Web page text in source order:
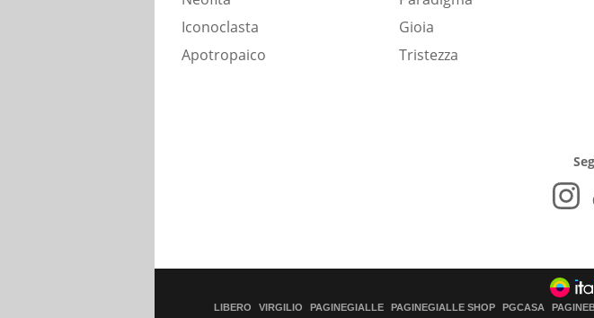
Iconoclasta
Apotropaico
Gioia
Tristezza
LIBERO VIRGILIO PAGINEGIALLE PAGINEGIALLE SHOP PGCASA